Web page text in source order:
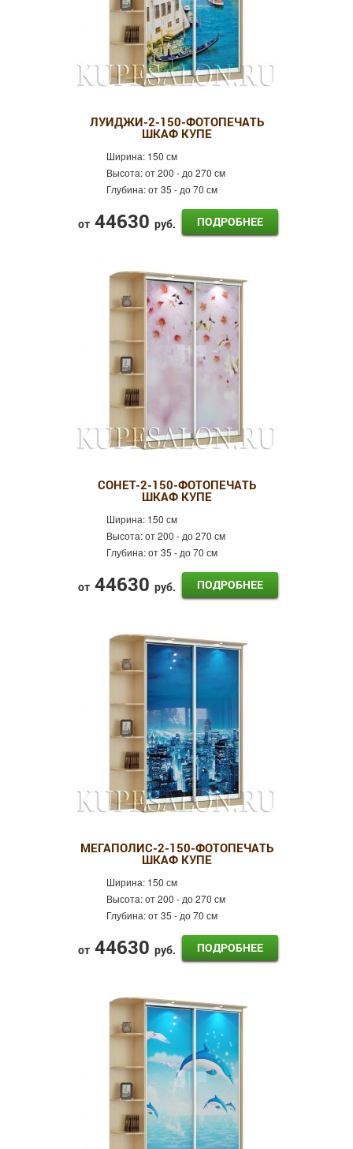
ЛУИДЖИ-2-150-ФОТОПЕЧАТЬ
ШКАФ КУПЕ
Ширина: 150 см
Высота:от 200 - до 270 см
Глубина:от 35 - до 70 см
от 44630 руб. ПОДРОБНЕЕ
СОНЕТ-2-150-ФОТОПЕЧАТЬ
ШКАФ КУПЕ
Ширина: 150 см
Высота:от 200 - до 270 см
Глубина:от 35 - до 70 см
от 44630 руб. ПОДРОБНЕЕ
МЕГАПОЛИС-2-150-ФОТОПЕЧАТЬ
ШКАФ КУПЕ
Ширина: 150 см
Высота:от 200 - до 270 см
Глубина:от 35 - до 70 см
от 44630 руб. ПОДРОБНЕЕ